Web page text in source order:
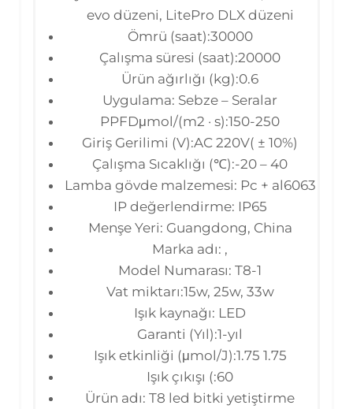
evo düzeni, LitePro DLX düzeni
Ömrü (saat):30000
Çalışma süresi (saat):20000
Ürün ağırlığı (kg):0.6
Uygulama: Sebze – Seralar
PPFDμmol/(m2 · s):150-250
Giriş Gerilimi (V):AC 220V( ± 10%)
Çalışma Sıcaklığı (℃):-20 – 40
Lamba gövde malzemesi: Pc + al6063
IP değerlendirme: IP65
Menşe Yeri: Guangdong, China
Marka adı: ,
Model Numarası: T8-1
Vat miktarı:15w, 25w, 33w
Işık kaynağı: LED
Garanti (Yıl):1-yıl
Işık etkinliği (μmol/J):1.75 1.75
Işık çıkışı (:60
Ürün adı: T8 led bitki yetiştirme